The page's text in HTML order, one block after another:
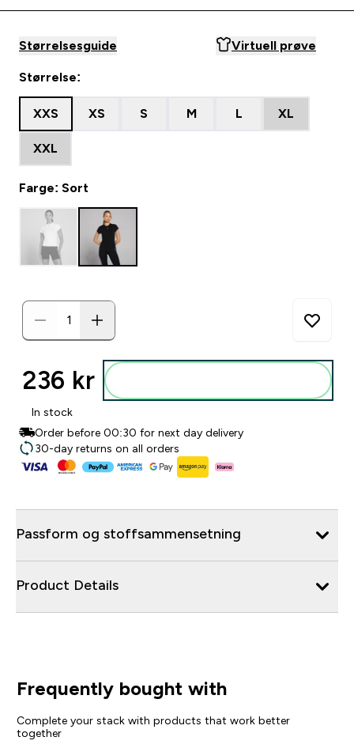
Størrelsesguide Virtuell prøve
Størrelse:
XXS XS S M L XL
XXL
Farge: Sort
236 kr‎
In stock
Order before 00:30 for next day delivery
30-day returns on all orders
Passform og stoffsammensetning
Product Details
Frequently bought with
Complete your stack with products that work better
together